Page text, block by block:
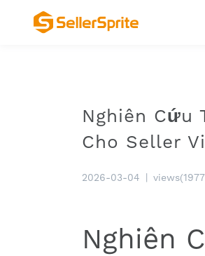
Nghiên Cứu
Cho Seller
2026-03-04
Nghiên